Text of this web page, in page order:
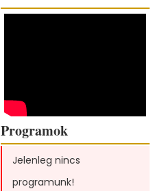
Programok
Jelenleg nincs
programunk!